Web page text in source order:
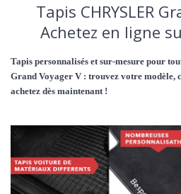
Tapis CHRYSLER
Achetez en ligne
Tapis personnalisés et sur-mesure pour
Grand Voyager V : trouvez votre modèle,
achetez dès maintenant !